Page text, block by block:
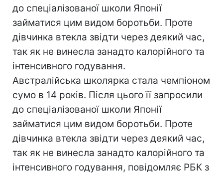
до спеціалізованої школи Японії
займатися цим видом боротьби. Проте
дівчинка втекла звідти через деякий час,
так як не винесла занадто калорійного та
інтенсивного годування.
Австралійська школярка стала чемпіоном
сумо в 14 років. Після цього її запросили
до спеціалізованої школи Японії
займатися цим видом боротьби. Проте
дівчинка втекла звідти через деякий час,
так як не винесла занадто калорійного та
інтенсивного годування, повідомляє РБК з